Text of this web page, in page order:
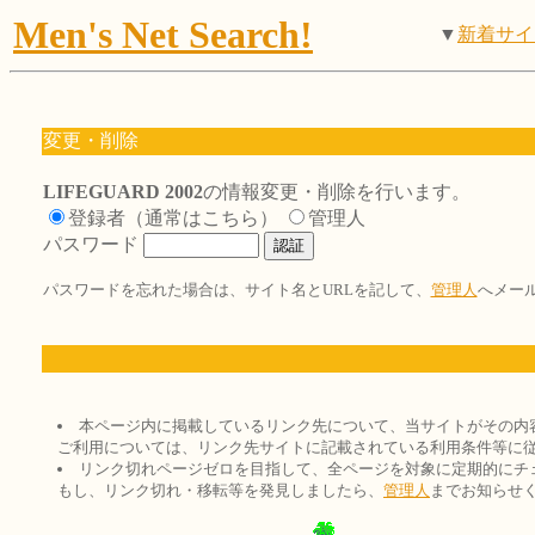
Men's Net Search! ▼ 新着サ
変更・削除
LIFEGUARD 2002の情報変更・削除を行います。
登録者（通常はこちら）
管理人
パスワード
パスワードを忘れた場合は、サイト名とURLを記して、 管理人へメー
本ページ内に掲載しているリンク先について、当サイトがその
ご利用については、リンク先サイトに記載されている利用条件等に
リンク切れページゼロを目指して、全ページを対象に定期的に
もし、リンク切れ・移転等を発見しましたら、 管理人 までお知らせ